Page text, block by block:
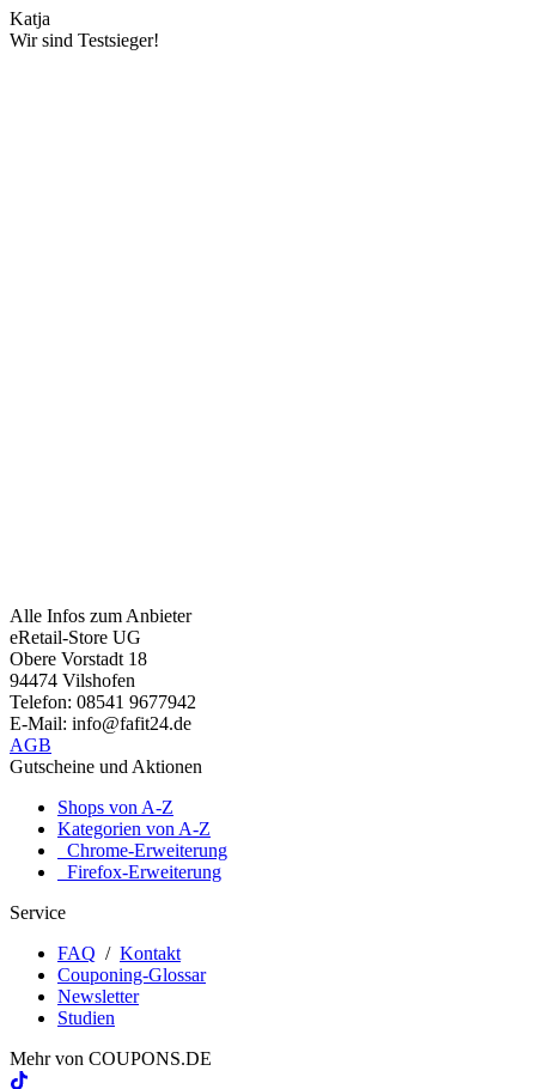
Katja
Wir sind Testsieger!
Alle Infos zum Anbieter
eRetail-Store UG
Obere Vorstadt 18
94474 Vilshofen
Telefon: 08541 9677942
E-Mail: info@fafit24.de
AGB
Gutscheine und Aktionen
Shops von A-Z
Kategorien von A-Z
Chrome-Erweiterung
Firefox-Erweiterung
Service
FAQ / Kontakt
Couponing-Glossar
Newsletter
Studien
Mehr von COUPONS.DE